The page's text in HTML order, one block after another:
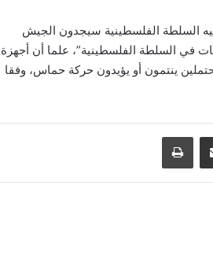
السلطة الفلسطينية سيجدون الجيش
في السلطة الفلسطينية”، علما أن أجهزة
ينتمون أو يؤيدون حركة حماس، وفقا
مشاركة عبر البريد طباعة